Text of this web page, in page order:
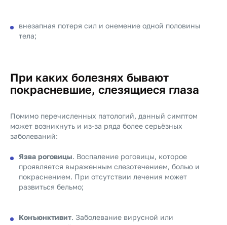
внезапная потеря сил и онемение одной половины
тела;
При каких болезнях бывают
покрасневшие, слезящиеся глаза
Помимо перечисленных патологий, данный симптом
может возникнуть и из-за ряда более серьёзных
заболеваний:
Язва роговицы. Воспаление роговицы, которое
проявляется выраженным слезотечением, болью и
покраснением. При отсутствии лечения может
развиться бельмо;
Конъюнктивит. Заболевание вирусной или